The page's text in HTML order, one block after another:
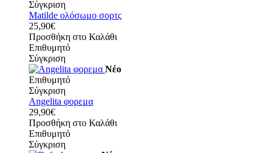
Σύγκριση
Matilde ολόσωμο σορτς
25,90€
Προσθήκη στο Καλάθι
Επιθυμητό
Σύγκριση
Νέο
Επιθυμητό
Σύγκριση
Angelita φορεμα
29,90€
Προσθήκη στο Καλάθι
Επιθυμητό
Σύγκριση